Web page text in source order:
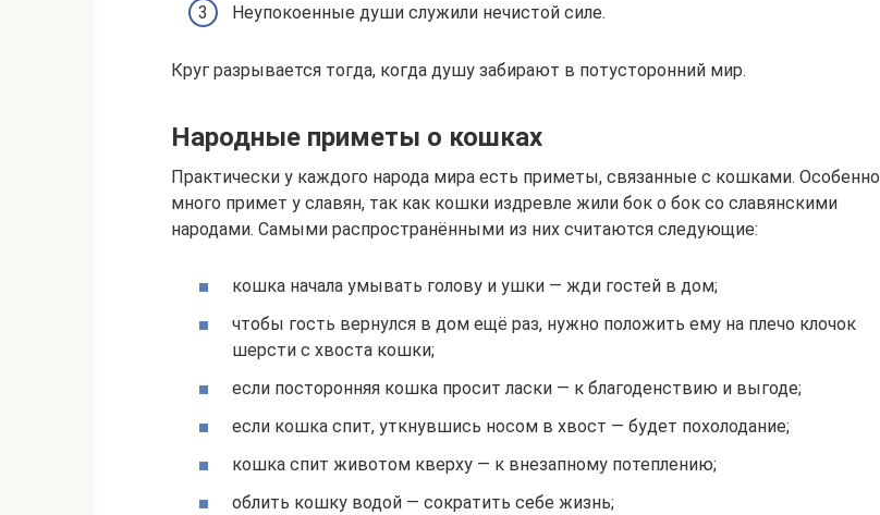
Неупокоенные души служили нечистой силе.
Круг разрывается тогда, когда душу забирают в потусторонний мир.
Народные приметы о кошках
Практически у каждого народа мира есть приметы, связанные с кошками. Особенно
много примет у славян, так как кошки издревле жили бок о бок со славянскими
народами. Самыми распространёнными из них считаются следующие:
кошка начала умывать голову и ушки — жди гостей в дом;
чтобы гость вернулся в дом ещё раз, нужно положить ему на плечо клочок
шерсти с хвоста кошки;
если посторонняя кошка просит ласки — к благоденствию и выгоде;
если кошка спит, уткнувшись носом в хвост — будет похолодание;
кошка спит животом кверху — к внезапному потеплению;
облить кошку водой — сократить себе жизнь;